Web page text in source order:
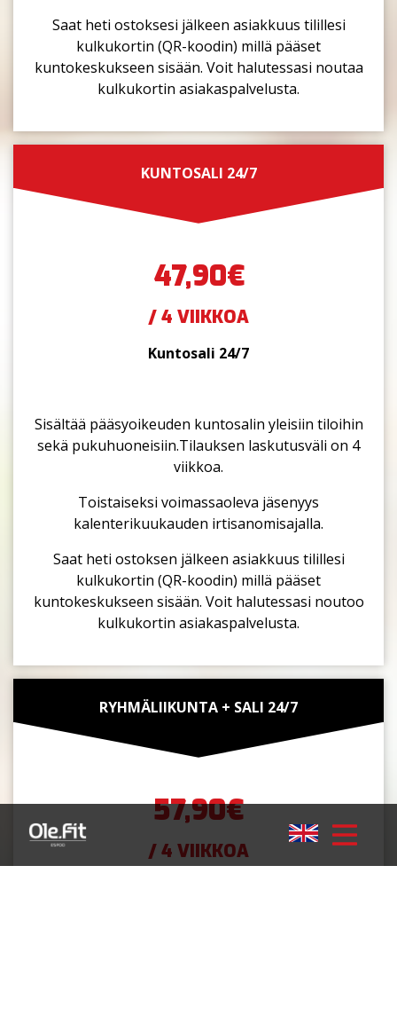
Saat heti ostoksesi jälkeen asiakkuus tilillesi
kulkukortin (QR-koodin) millä pääset
kuntokeskukseen sisään. Voit halutessasi noutaa
kulkukortin asiakaspalvelusta.
KUNTOSALI 24/7
47,90€
/ 4 VIIKKOA
Kuntosali 24/7
Sisältää pääsyoikeuden kuntosalin yleisiin tiloihin
sekä pukuhuoneisiin.Tilauksen laskutusväli on 4
viikkoa.
Toistaiseksi voimassaoleva jäsenyys
kalenterikuukauden irtisanomisajalla.
Saat heti ostoksen jälkeen asiakkuus tilillesi
kulkukortin (QR-koodin) millä pääset
kuntokeskukseen sisään. Voit halutessasi noutoo
kulkukortin asiakaspalvelusta.
RYHMÄLIIKUNTA + SALI 24/7
57,90€
/ 4 VIIKKOA